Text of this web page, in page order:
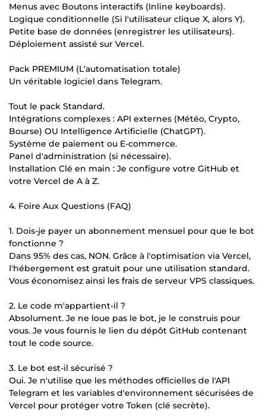
Menus avec Boutons interactifs (Inline keyboards).
Logique conditionnelle (Si l'utilisateur clique X, alors Y).
Petite base de données (enregistrer les utilisateurs).
Déploiement assisté sur Vercel.
Pack PREMIUM (L'automatisation totale)
Un véritable logiciel dans Telegram.
Tout le pack Standard.
Intégrations complexes : API externes (Météo, Crypto,
Bourse) OU Intelligence Artificielle (ChatGPT).
Système de paiement ou E-commerce.
Panel d'administration (si nécessaire).
Installation Clé en main : Je configure votre GitHub et
votre Vercel de A à Z.
4. Foire Aux Questions (FAQ)
1. Dois-je payer un abonnement mensuel pour que le bot
fonctionne ?
Dans 95% des cas, NON. Grâce à l'optimisation via Vercel,
l'hébergement est gratuit pour une utilisation standard.
Vous économisez ainsi les frais de serveur VPS classiques.
2. Le code m'appartient-il ?
Absolument. Je ne loue pas le bot, je le construis pour
vous. Je vous fournis le lien du dépôt GitHub contenant
tout le code source.
3. Le bot est-il sécurisé ?
Oui. Je n'utilise que les méthodes officielles de l'API
Telegram et les variables d'environnement sécurisées de
Vercel pour protéger votre Token (clé secrète).